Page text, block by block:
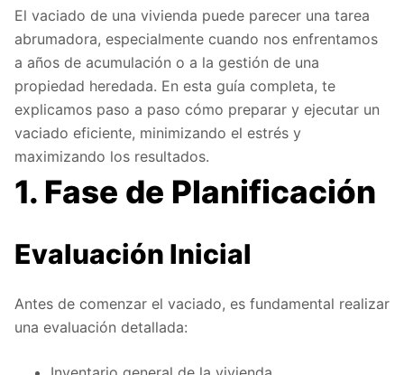
El vaciado de una vivienda puede parecer una tarea
abrumadora, especialmente cuando nos enfrentamos
a años de acumulación o a la gestión de una
propiedad heredada. En esta guía completa, te
explicamos paso a paso cómo preparar y ejecutar un
vaciado eficiente, minimizando el estrés y
maximizando los resultados.
1. Fase de Planificación
Evaluación Inicial
Antes de comenzar el vaciado, es fundamental realizar
una evaluación detallada: